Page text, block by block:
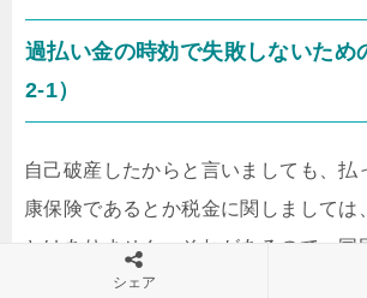
過払い金の時効で失敗しないため
2-1）
自己破産したからと言いましても、払
康保険であるとか税金に関しましては
とはありません。それがあるので、国
金については、個々に市役所担当窓口
シェア